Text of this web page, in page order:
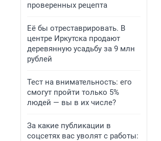
проверенных рецепта
Её бы отреставрировать. В
центре Иркутска продают
деревянную усадьбу за 9 млн
рублей
Тест на внимательность: его
смогут пройти только 5%
людей — вы в их числе?
За какие публикации в
соцсетях вас уволят с работы: